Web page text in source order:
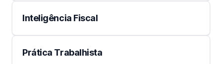
Inteligência Fiscal
Prática Trabalhista